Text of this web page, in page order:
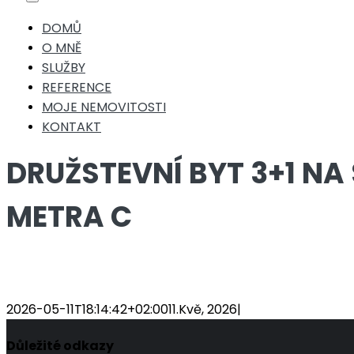
Toggle
Navigation
DOMŮ
O MNĚ
SLUŽBY
REFERENCE
MOJE NEMOVITOSTI
KONTAKT
DRUŽSTEVNÍ BYT 3+1
METRA C
2026-05-11T18:14:42+02:0011.Kvě, 2026|
Důležité odkazy